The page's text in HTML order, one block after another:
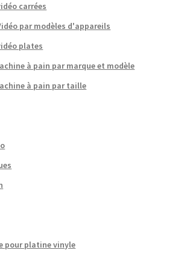
carrées
par modèles d'appareils
plates
à pain par marque et modèle
à pain par taille
pour platine vinyle